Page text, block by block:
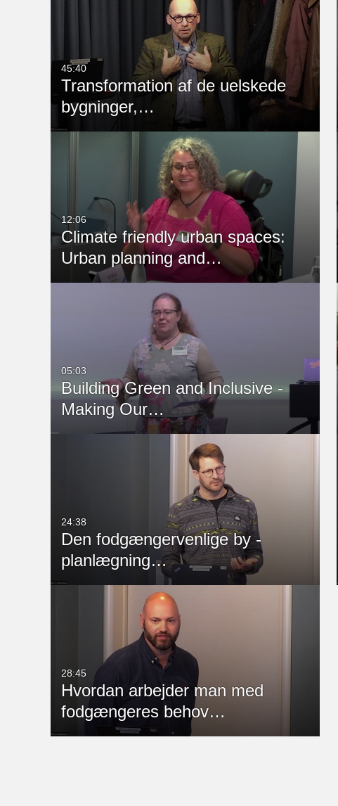
45:40
Transformation af de uelskede
bygninger,…
12:06
Climate friendly urban spaces:
Urban planning and…
05:03
Building Green and Inclusive -
Making Our…
24:38
Den fodgængervenlige by -
planlægning…
28:45
Hvordan arbejder man med
fodgængeres behov…